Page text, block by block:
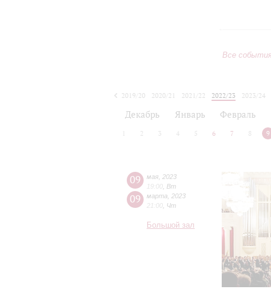
Все
2019/20
2020/21 2021/22 2022/23
2023/24
Декабрь Январь Февраль
2 3 4 5 6 7 8 9
09 мая 2023
19:00 Вт
09 марта
2023
21:00 Чт
Большой зал